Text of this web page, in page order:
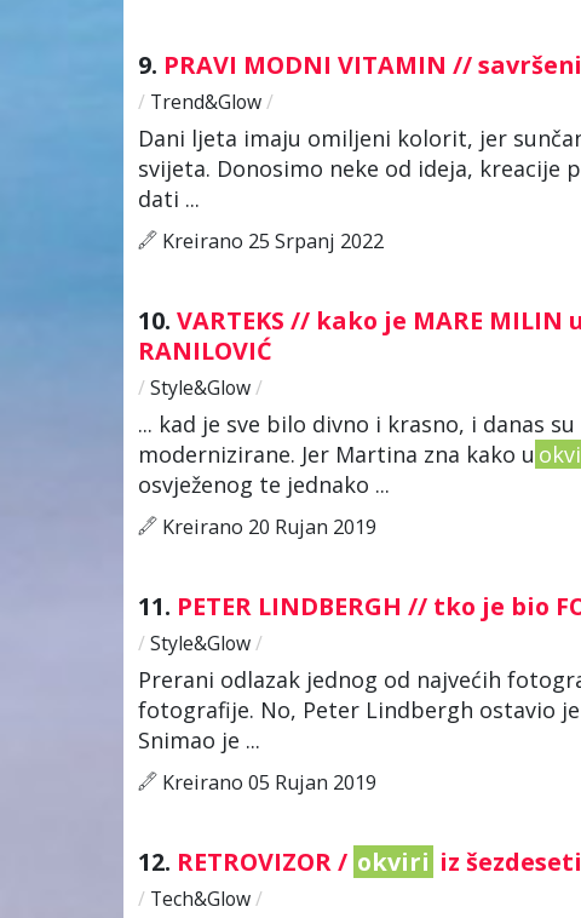
9. PRAVI MODNI VITAMIN // savršeni
/ Trend&Glow/
Dani ljeta imaju omiljeni kolorit, jer
svijeta. Donosimo neke od ideja, kreacije
dati ...
Kreirano 25 Srpanj 2022
10. VARTEKS // kako je MARE MILIN u
RANILOVIĆ
/ Style&Glow/
... kad je sve bilo divno i krasno, i danas
modernizirane. Jer Martina zna kako u
osvježenog te jednako ...
Kreirano 20 Rujan 2019
11. PETER LINDBERGH // tko je bio
/ Style&Glow/
Prerani odlazak jednog od najvećih
fotografije. No, Peter Lindbergh ostavio
Snimao je ...
Kreirano 05 Rujan 2019
12. RETROVIZOR / okviri iz
/ Tech&Glow/